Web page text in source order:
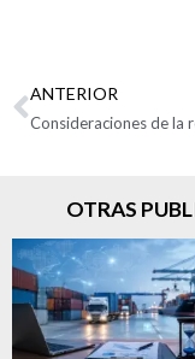
ANTERIOR
OTRAS